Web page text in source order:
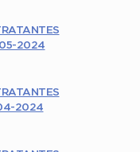
2024
2024